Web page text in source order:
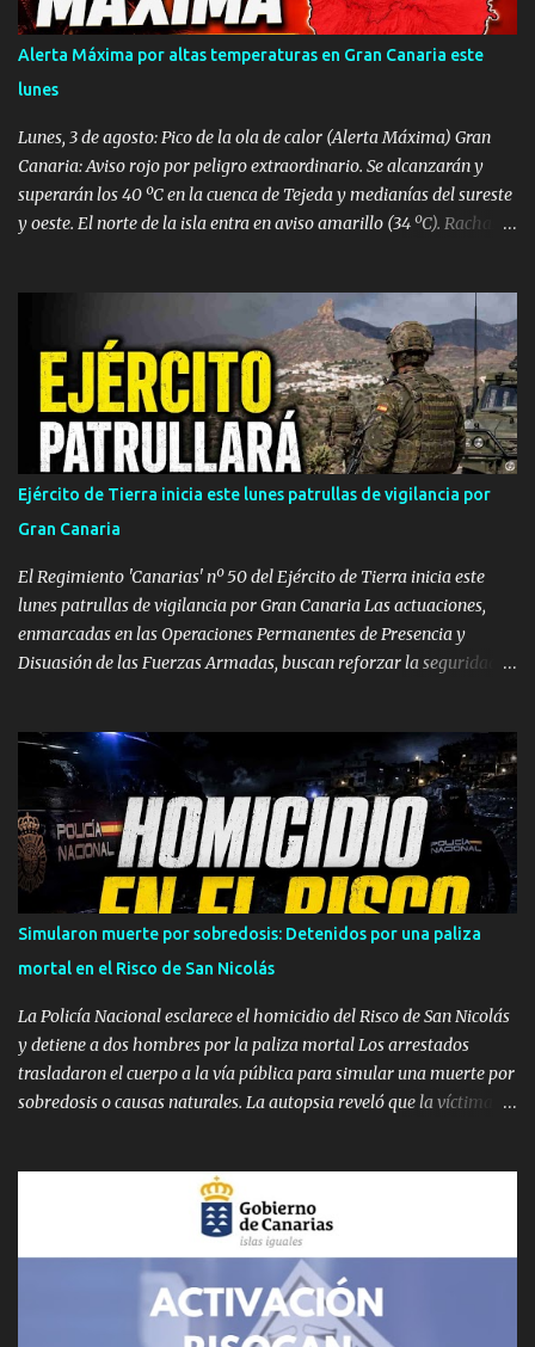
finalmente su fallecimiento. Operativo aéreo en el Muelle de La
Esperanza Ante la gravedad del incidente, la sala operativa del
Centro Coordinador de Emergencias y Seguridad (CECOES) 112
movilizó de inmediato un dispositivo de máxima urgencia que
incluyó el helicóptero medicalizado del Servicio de Urgencias
Canario (SUC) junto a...
Alerta Máxima por altas temperaturas en Gran Canaria este
lunes
Lunes, 3 de agosto: Pico de la ola de calor (Alerta Máxima) Gran
Canaria: Aviso rojo por peligro extraordinario. Se alcanzarán y
superarán los 40 ºC en la cuenca de Tejeda y medianías del sureste
y oeste. El norte de la isla entra en aviso amarillo (34 ºC). Rachas
(medianías y costas). Avisos amarillos de 34 ºC a 35 ºC en el área
metropolitana y norte. Lanzarote, Fuerteventura, La Palma, La
Gomera y El Hierro: Avisos amarillos generalizados por máximas
de 35 ºC (con picos de 37 ºC). Vientos de hasta 70-80 km/h en La
Gomera y Lanzarote. Densa calima en altura. Martes, 4 de agosto:
Calor extremo persistente en Gran Canaria y La Palma Gran
Canaria: Mantiene el aviso naranja con máximas de 39 ºC ,
pudiendo rebasar de nuevo los 40 ºC en Tejeda y medianías.
Viento moderado con rachas de 70 km/h. La Palma: Sube el nivel a
aviso naranja. Temperaturas de 37 ºC en cu...
Ejército de Tierra inicia este lunes patrullas de vigilancia por
Gran Canaria
El Regimiento 'Canarias' nº 50 del Ejército de Tierra inicia este
lunes patrullas de vigilancia por Gran Canaria Las actuaciones,
enmarcadas en las Operaciones Permanentes de Presencia y
Disuasión de las Fuerzas Armadas, buscan reforzar la seguridad
Infantería 'Canarias' nº 50 , perteneciente a la Brigada 'Canarias'
XVI (BRICAN XVI), han comenzado este lunes, 3 de agosto, un
despliegue operativo en la isla de Gran Canaria. Las labores de
vigilancia se llevarán a cabo mediante patrullas tanto a pie como
en vehículos. Según ha informado el Mando de Canarias en un
comunicado oficial, estas maniobras tienen como meta principal
reforzar la vigilancia territorial, ejercer un efecto disuasorio y
garantizar la seguridad en los espacios terrestres bajo soberanía
nacional dentro de la isla. Operaciones Permanentes en tiempo de
paz Estas ac...
Simularon muerte por sobredosis: Detenidos por una paliza
mortal en el Risco de San Nicolás
La Policía Nacional esclarece el homicidio del Risco de San Nicolás
y detiene a dos hombres por la paliza mortal Los arrestados
trasladaron el cuerpo a la vía pública para simular una muerte por
sobredosis o causas naturales. La autopsia reveló que la víctima
DE GRAN CANARIA — Agentes de la Policía Nacional, adscritos al
Grupo de Homicidios de la Brigada Provincial de Policía Judicial de
Las Palmas, han resuelto el homicidio de un hombre ocurrido el
pasado mes de febrero en el barrio del Risco de San Nicolás, en la
capital grancanaria. La denominada 'Operación Risco' se ha
saldado con la detención de dos varones como presuntos autores